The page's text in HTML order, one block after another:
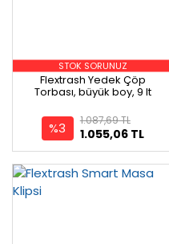
STOK SORUNUZ
Flextrash Yedek Çöp
Torbası, büyük boy, 9 lt
%3 1.055,06 TL
1.087,69 TL